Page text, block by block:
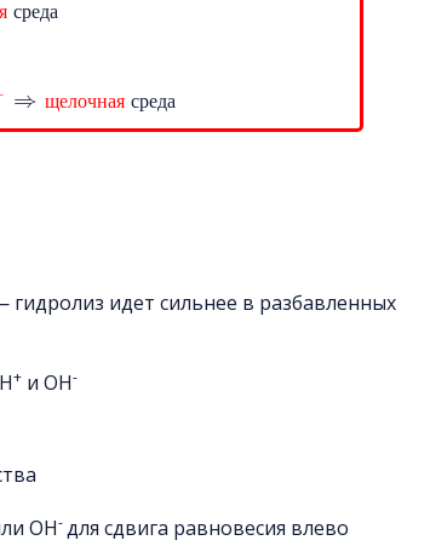
я среда
⇒ щелочная среда
идет сильнее в разбавленных
+ и OH-
OH-для сдвига равновесия влево